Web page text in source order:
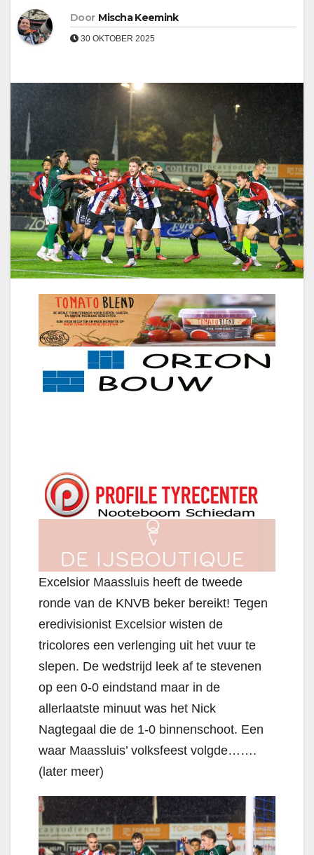
Door Mischa Keemink
30 OKTOBER 2025
Excelsior Maassluis heeft de tweede
ronde van de KNVB beker bereikt! Tegen
eredivisionist Excelsior wisten de
tricolores een verlenging uit het vuur te
slepen. De wedstrijd leek af te stevenen
op een 0-0 eindstand maar in de
allerlaatste minuut was het Nick
Nagtegaal die de 1-0 binnenschoot. Een
waar Maassluis’ volksfeest volgde…….
(later meer)